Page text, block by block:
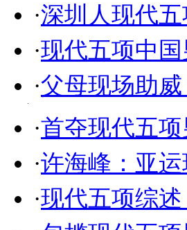
·深圳人现代
·现代五项中
·父母现场助
·首夺现代五
·许海峰：亚
·现代五项综